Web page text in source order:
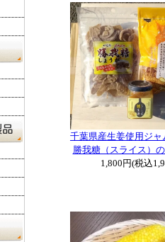
千葉県産生姜使用ジャ
勝我糖（スライス）
1,800円(税込